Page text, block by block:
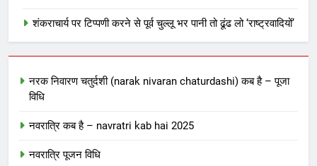
शंकराचार्य पर टिप्पणी करने से पूर्व चुल्लू भर पानी तो ढूंढ लो ‘राष्ट्रवादियों’
नरक निवारण चतुर्दशी (narak nivaran chaturdashi) कब है – पूजा
विधि
नवरात्रि कब है – navratri kab hai 2025
नवरात्रि पूजन विधि